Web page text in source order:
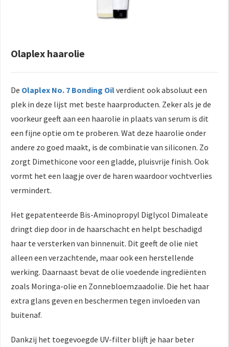
Olaplex haarolie
De Olaplex No. 7 Bonding Oilverdient ook absoluut een
plek in deze lijst met beste haarproducten. Zeker als je de
voorkeur geeft aan een haarolie in plaats van serum is dit
een fijne optie om te proberen. Wat deze haarolie onder
andere zo goed maakt, is de combinatie van siliconen. Zo
zorgt Dimethicone voor een gladde, pluisvrije finish. Ook
vormt het een laagje over de haren waardoor vochtverlies
vermindert.
Het gepatenteerde Bis-Aminopropyl Diglycol Dimaleate
dringt diep door in de haarschacht en helpt beschadigd
haar te versterken van binnenuit. Dit geeft de olie niet
alleen een verzachtende, maar ook een herstellende
werking. Daarnaast bevat de olie voedende ingrediënten
zoals Moringa-olie en Zonnebloemzaadolie. Die het haar
extra glans geven en beschermen tegen invloeden van
buitenaf.
Dankzij het toegevoegde UV-filter blijft je haar beter